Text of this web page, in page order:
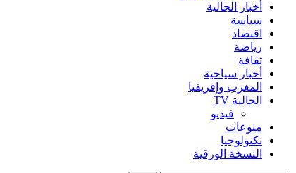
أخبار الجالية
سياسة
اقتصاد
رياضة
ثقافة
أخبار سياحية
المغرب وإفريقيا
الجالية TV
فيديو
منوعات
تكنولوجيا
النسخة الورقية